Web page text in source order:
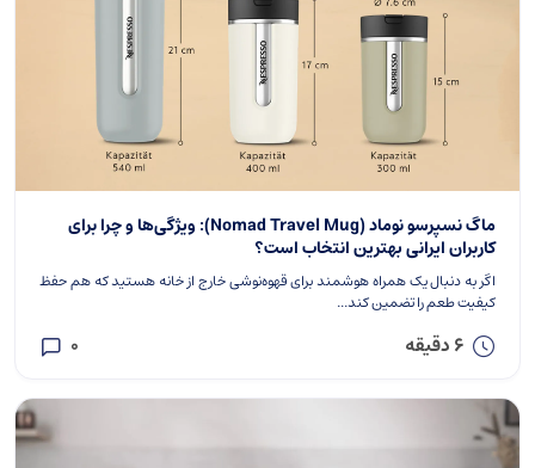
ماگ نسپرسو نوماد (Nomad Travel Mug): ویژگی‌ها و چرا برای
کاربران ایرانی بهترین انتخاب است؟
اگر به دنبال یک همراه هوشمند برای قهوه‌نوشی خارج از خانه هستید که هم حفظ
کیفیت طعم را تضمین کند...
6 دقیقه 0